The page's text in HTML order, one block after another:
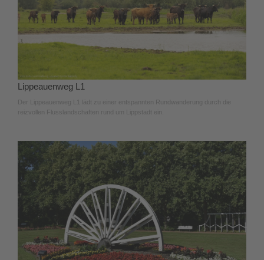
Lippeauenweg L1
Der Lippeauenweg L1 lädt zu einer entspannten Rundwanderung durch die
reizvollen Flusslandschaften rund um Lippstadt ein.